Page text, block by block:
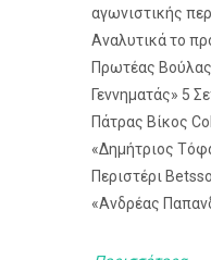
αγωνιστικής
Αναλυτικά το
Πρωτέας
Γεννηματάς» 5
Πάτρας Βίκος
«Δημήτριος
Περιστέρι
«Ανδρέας